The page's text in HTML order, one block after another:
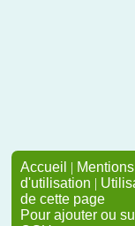
Accueil |
d'utilisation |
de cette page
Pour ajouter ou